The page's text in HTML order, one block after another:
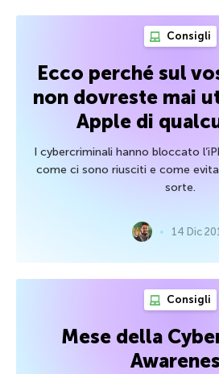
Consigli
Ecco perché sul
non dovreste mai
Apple di
I cybercriminali hanno bloccato
come ci sono riusciti e come
sorte.
14 Dic
Consigli
Mese della